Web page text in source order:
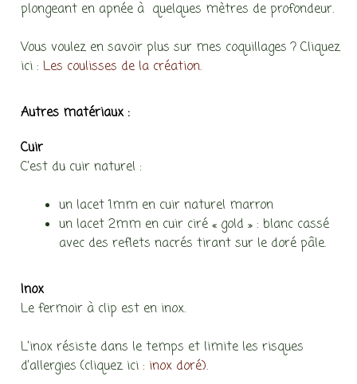
plongeant en apnée à quelques mètres de profondeur.
Vous voulez en savoir plus sur mes coquillages ? Cliquez
ici :Les coulisses de la création.
Autres matériaux :
Cuir
C’est du cuir naturel :
un lacet 1mm en cuir naturel marron
un lacet 2mm en cuir ciré « gold » : blanc cassé
avec des reflets nacrés tirant sur le doré pâle.
Inox
Le fermoir à clip est en inox.
L’inox résiste dans le temps et limite les risques
d’allergies (cliquez ici : inox doré).